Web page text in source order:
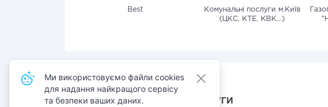
Best
Комунальні послуги м.Київ
(ЦКС, КТЕ, КВК...)
Також сплачують послуги
Ми використовуємо файли cookies
для надання найкращого сервісу
та безпеки ваших даних.